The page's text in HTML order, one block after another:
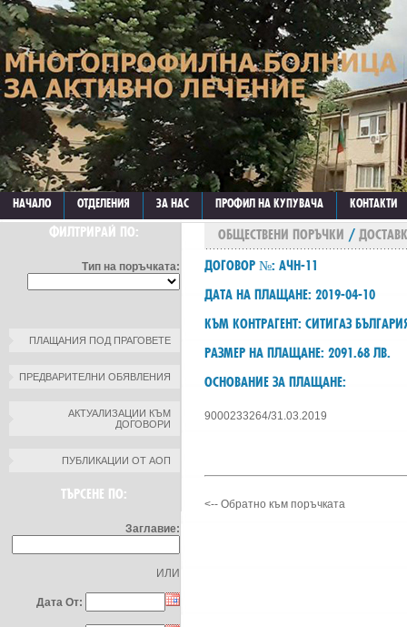
НАЧАЛО ОТДЕЛЕНИЯ ЗА НАС ПРОФИЛ НА КУПУВАЧА КОНТАКТИ
ФИЛТРИРАЙ ПО:
Тип на поръчката:
ПЛАЩАНИЯ ПОД ПРАГОВЕТЕ
ПРЕДВАРИТЕЛНИ ОБЯВЛЕНИЯ
АКТУАЛИЗАЦИИ КЪМ
ДОГОВОРИ
ПУБЛИКАЦИИ ОТ АОП
ТЪРСЕНЕ ПО:
Заглавие:
ИЛИ
Дата От:
ОБЩЕСТВЕНИ ПОРЪЧКИ /
ДОГОВОР №: АЧН-11
ДАТА НА ПЛАЩАНЕ: 2019-04-10
КЪМ КОНТРАГЕНТ: СИТИГАЗ
РАЗМЕР НА ПЛАЩАНЕ: 2091.68 ЛВ.
ОСНОВАНИЕ ЗА ПЛАЩАНЕ:
9000233264/31.03.2019
<-- Обратно към поръчката